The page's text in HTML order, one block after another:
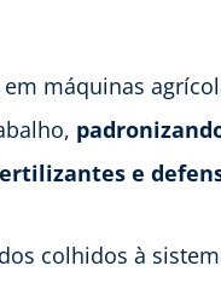
máquinas
e
colhidos à